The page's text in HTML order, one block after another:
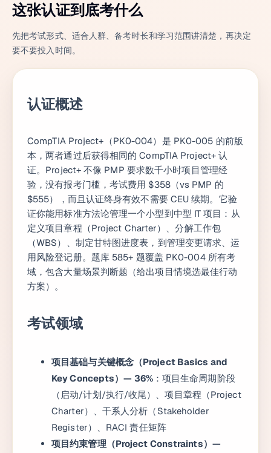
这张认证到底考什么
先把考试形式、适合人群、备考时长和学习范围讲清楚，再决定
要不要投入时间。
认证概述
CompTIA Project+（PK0-004）是 PK0-005 的前版
本，两者通过后获得相同的 CompTIA Project+ 认
证。Project+ 不像 PMP 要求数千小时项目管理经
验，没有报考门槛，考试费用 $358（vs PMP 的
$555），而且认证终身有效不需要 CEU 续期。它验
证你能用标准方法论管理一个小型到中型 IT 项目：从
定义项目章程（Project Charter）、分解工作包
（WBS）、制定甘特图进度表，到管理变更请求、运
用风险登记册。题库 585+ 题覆盖 PK0-004 所有考
域，包含大量场景判断题（给出项目情境选最佳行动
方案）。
考试领域
项目基础与关键概念（Project Basics and
Key Concepts）— 36%：项目生命周期阶段
（启动/计划/执行/收尾）、项目章程（Project
Charter）、干系人分析（Stakeholder
Register）、RACI 责任矩阵
项目约束管理（Project Constraints）—